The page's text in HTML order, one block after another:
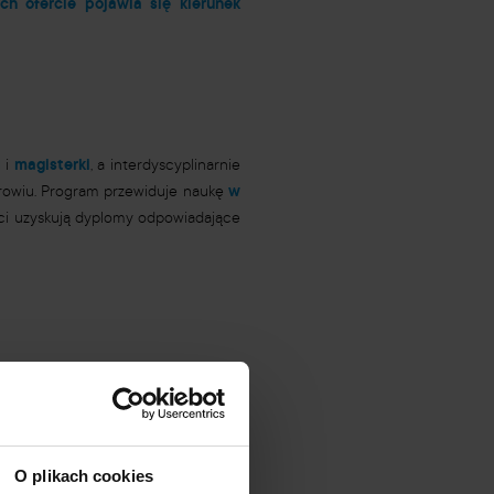
O plikach cookies
ofercie pojawia się kierunek
i magisterki, a interdyscyplinarnie
Program przewiduje naukę w
uzyskują dyplomy odpowiadające